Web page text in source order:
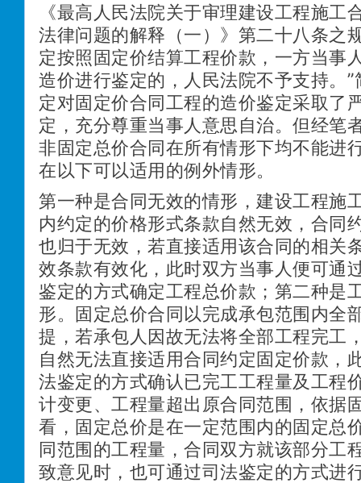
《最高人民法院关于审理建设工程施工
法律问题的解释（一）》第二十八条之
定按照固定价结算工程价款，一方当事
造价进行鉴定的，人民法院不予支持。
定对固定价合同工程的造价鉴定采取了
定，充分尊重当事人意思自治。但经笔
非固定总价合同在所有情形下均不能进
在以下可以适用的例外情形。
第一种是合同无效的情形，建设工程施
内约定的价格形式条款自然无效，合同
也归于无效，若直接适用该合同的相关
效条款有效化，此时双方当事人便可通
鉴定的方式确定工程总价款；第二种是
形。固定总价合同以完成承包范围内全
提，若承包人因故无法将全部工程完工
自然无法直接适用合同约定固定价款，
法鉴定的方式确认已完工工程量及工程
计变更、工程量超出原合同范围，依据
看，固定总价是在一定范围内的固定总
同范围的工程量，合同双方就该部分工
致意见时，也可通过司法鉴定的方式进